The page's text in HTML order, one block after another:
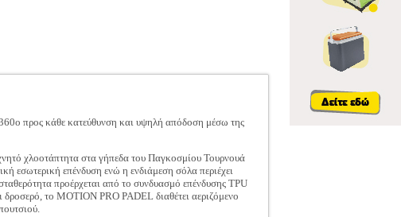
προς κάθε κατεύθυνση και υψηλή απόδοση μέσω της
χλοοτάπτητα στα γήπεδα του Παγκοσμίου Τουρνουά
εσωτερική επένδυση ενώ η ενδιάμεση σόλα περιέχει
προέρχεται από το συνδυασμό επένδυσης TPU
το MOTION PRO PADEL διαθέτει αεριζόμενο